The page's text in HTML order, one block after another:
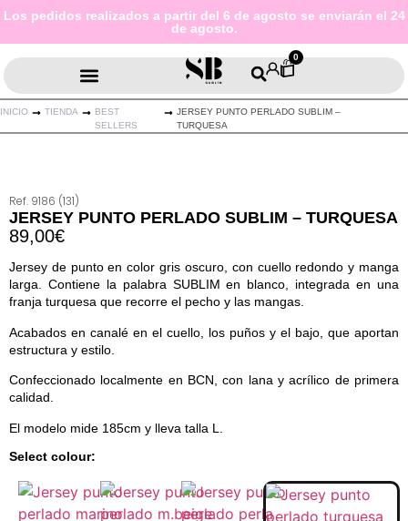
Los pedidos realizados a partir del 6 de agosto se enviarán el 24
de agosto.
0
INICIO TIENDA
BEST
SELLERS
JERSEY PUNTO PERLADO SUBLIM –
TURQUESA
Ref. 9186 (131)
JERSEY PUNTO PERLADO SUBLIM – TURQUESA
89,00€
Jersey de punto en color gris oscuro, con cuello redondo y manga
larga. Contiene la palabra SUBLIM en blanco, integrada en una
franja turquesa que recorre el pecho y las mangas.
Acabados en canalé en el cuello, los puños y el bajo, que aportan
estructura y estilo.
Confeccionado localmente en BCN, con lana y acrílico de primera
calidad.
El modelo mide 185cm y lleva talla L.
Select colour: